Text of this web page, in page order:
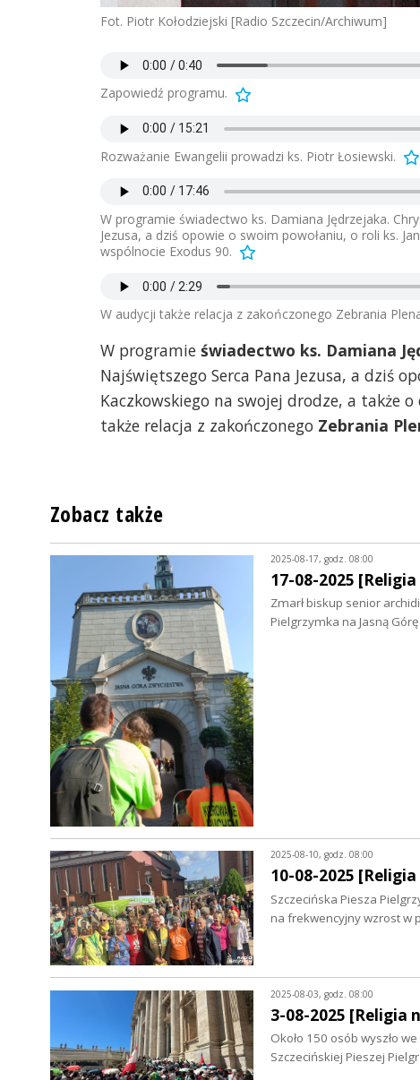
Fot. Piotr Kołodziejski [Radio Szczecin/Archiwum]
Zapowiedź programu.
Rozważanie Ewangelii prowadzi ks. Piotr Łosiewski.
W programie świadectwo ks. Damiana Jędrzejaka.
Jezusa, a dziś opowie o swoim powołaniu, o roli ks.
wspólnocie Exodus 90.
W audycji także relacja z zakończonego Zebrania
W programie świadectwo ks. Damiana
Najświętszego Serca Pana Jezusa, a dziś
Kaczkowskiego na swojej drodze, a także
także relacja z zakończonego Zebrania
Zobacz także
2025-08-17, godz. 08:00
17-08-2025
Zmarł biskup senior
Pielgrzymka na Jasną
2025-08-10, godz. 08:00
10-08-2025
Szczecińska Piesza
na frekwencyjny wzrost w
2025-08-03, godz. 08:00
3-08-2025 [Religia
Około 150 osób wyszło
Szczecińskiej Pieszej